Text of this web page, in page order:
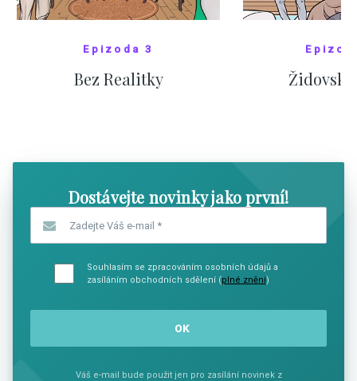
Epizoda 3
Bez Realitky
Dostávejte novinky jako první!
Souhlasím se zpracováním osobních údajů a
zasíláním obchodních sdělení (plné znění)
Váš e-mail bude použit jen pro zasílání novinek z